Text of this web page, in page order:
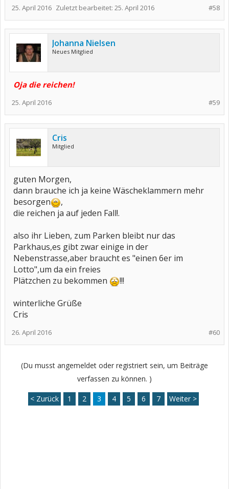
#58
25. April 2016 Zuletzt bearbeitet: 25. April 2016
Johanna Nielsen
Neues Mitglied
​Oja die reichen!
#59
25. April 2016
Cris
Mitglied
guten Morgen,
dann brauche ich ja keine Wäscheklammern mehr
besorgen
,
die reichen ja auf jeden Fall!.
also ihr Lieben, zum Parken bleibt nur das
Parkhaus,es gibt zwar einige in der
Nebenstrasse,aber braucht es "einen 6er im
Lotto",um da ein freies
Plätzchen zu bekommen
!!!
winterliche Grüße
Cris
#60
26. April 2016
(Du musst angemeldet oder registriert sein, um Beiträge
verfassen zu können. )
< Zurück 1 2 3 4 5 6 7 Weiter >